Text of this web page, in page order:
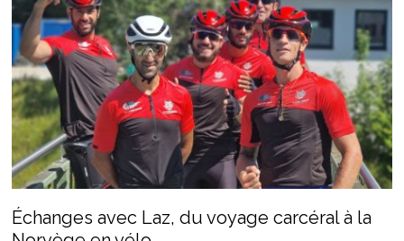
Échanges avec Laz, du voyage carcéral à la